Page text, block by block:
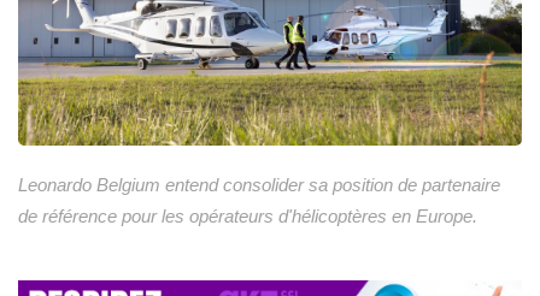
Leonardo Belgium entend consolider sa position de partenaire
de référence pour les opérateurs d'hélicoptères en Europe.